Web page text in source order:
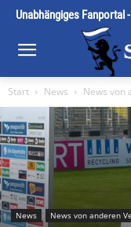
Unabhängiges
Start News News von
News News von anderen